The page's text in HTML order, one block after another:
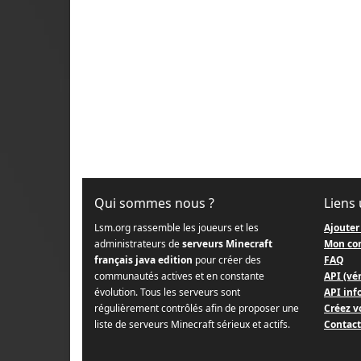
Qui sommes nous ?
Lsm.org rassemble les joueurs et les
administrateurs deserveurs Minecraft
français java edition pour créer des
communautés actives et en constante
évolution. Tous les serveurs sont
régulièrement contrôlés afin de proposer une
liste de serveurs Minecraft sérieux et actifs.
Liens
Mon
FAQ
API
API
Créez
Contact